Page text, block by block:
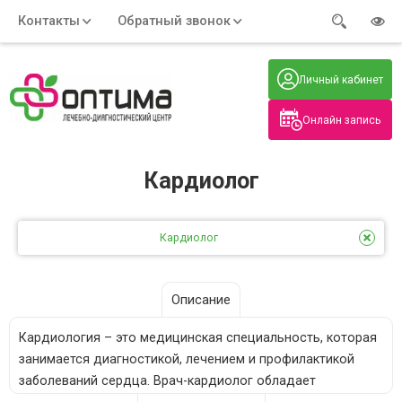
Онлайн запись
Личный кабинет
Контакты
Обратный звонок
Адрес:
Часы работы: Телефон:
+7 (914) 579-77-99
Нажмите на номер, чтобы
позвонить
Кардиолог
Кардиолог
Описание
Кардиология – это медицинская специальность, которая
занимается диагностикой, лечением и профилактикой
заболеваний сердца. Врач-кардиолог обладает